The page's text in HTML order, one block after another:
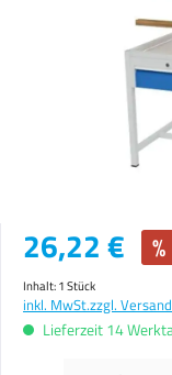
Verkaufspreis:
26,22 € %
Inhalt:1 Stück
inkl. MwSt.zzgl.
Lieferzeit 14
Produkt Anzahl: Gib den